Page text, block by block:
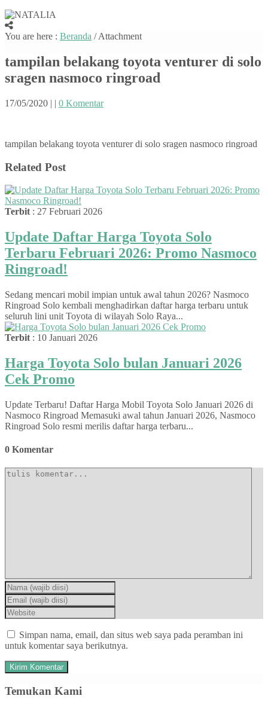
You are here : Beranda / Attachment
tampilan belakang toyota venturer di solo
sragen nasmoco ringroad
17/05/2020 | | 0 Komentar
tampilan belakang toyota venturer di solo sragen nasmoco ringroad
Related Post
Terbit : 27 Februari 2026
Update Daftar Harga Toyota Solo
Terbaru Februari 2026: Promo Nasmoco
Ringroad!
Sedang mencari mobil impian untuk awal tahun 2026? Nasmoco
Ringroad Solo kembali menghadirkan daftar harga terbaru untuk
seluruh lini unit Toyota di wilayah Solo Raya...
Terbit : 10 Januari 2026
Harga Toyota Solo bulan Januari 2026
Cek Promo
Update Terbaru! Daftar Harga Mobil Toyota Solo Januari 2026 di
Nasmoco Ringroad Memasuki awal tahun Januari 2026, Nasmoco
Ringroad Solo resmi merilis daftar harga terbaru...
0 Komentar
Simpan nama, email, dan situs web saya pada peramban ini
untuk komentar saya berikutnya.
Temukan Kami